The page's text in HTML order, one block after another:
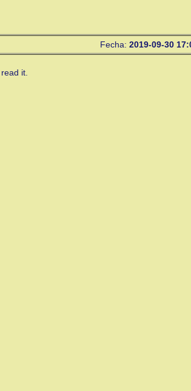
Fecha: 2019-09-30
it.